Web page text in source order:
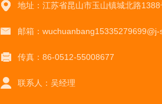
地址：江苏省昆山市玉山镇城北路
邮箱：wuchuanbang15335279699@j-
传真：86-0512-55008677
联系人：吴经理